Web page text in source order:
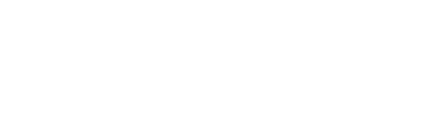
che è il codice SWIFT della sede centrale.
del destinatario e stornare il pagamento.